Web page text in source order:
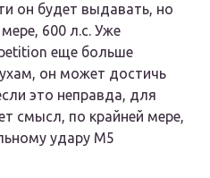
он будет выдавать, но
600 л.с. Уже
еще больше
он может достичь
это неправда, для
смысл, по крайней мере,
удару M5